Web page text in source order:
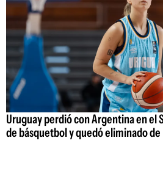
Uruguay perdió con Argentina en
de básquetbol y quedó eliminado